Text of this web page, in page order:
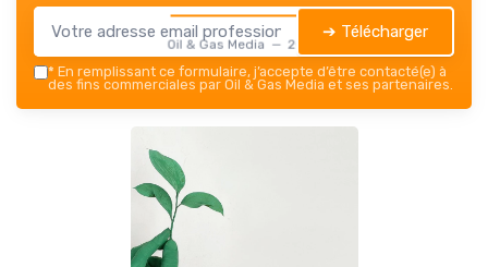
Oil & Gas Media — 2026
➔ Télécharger
* En remplissant ce formulaire, j’accepte d’être contacté(e) à
des fins commerciales par Oil & Gas Media et ses partenaires.